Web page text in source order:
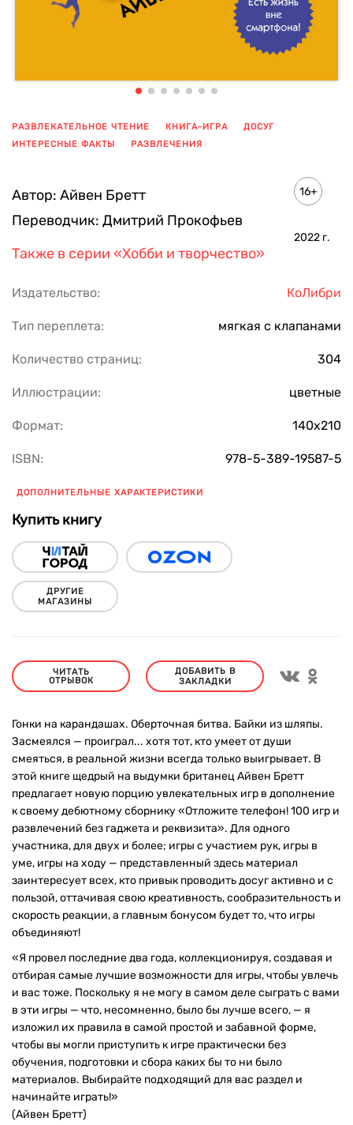
РАЗВЛЕКАТЕЛЬНОЕ ЧТЕНИЕ КНИГА-ИГРА
ДОСУГ
ИНТЕРЕСНЫЕ ФАКТЫ
РАЗВЛЕЧЕНИЯ
Автор: Айвен Бретт
Переводчик: Дмитрий Прокофьев
16+
2022 г.
Также в серии «Хобби и творчество»
Издательство: КоЛибри
Тип переплета: мягкая с клапанами
Количество страниц: 304
Иллюстрации: цветные
Формат: 140х210
ISBN: 978-5-389-19587-5
ДОПОЛНИТЕЛЬНЫЕ ХАРАКТЕРИСТИКИ
Купить книгу
ДРУГИЕ
МАГАЗИНЫ
ЧИТАТЬ
ОТРЫВОК
ДОБАВИТЬ В
ЗАКЛАДКИ
Гонки на карандашах. Оберточная битва. Байки из шляпы.
Засмеялся — проиграл... хотя тот, кто умеет от души
смеяться, в реальной жизни всегда только выигрывает. В
этой книге щедрый на выдумки британец Айвен Бретт
предлагает новую порцию увлекательных игр в дополнение
к своему дебютному сборнику «Отложите телефон! 100 игр и
развлечений без гаджета и реквизита». Для одного
участника, для двух и более; игры с участием рук, игры в
уме, игры на ходу — представленный здесь материал
заинтересует всех, кто привык проводить досуг активно и с
пользой, оттачивая свою креативность, сообразительность и
скорость реакции, а главным бонусом будет то, что игры
объединяют!
«Я провел последние два года, коллекционируя, создавая и
отбирая самые лучшие возможности для игры, чтобы увлечь
и вас тоже. Поскольку я не могу в самом деле сыграть с вами
в эти игры — что, несомненно, было бы лучше всего, — я
изложил их правила в самой простой и забавной форме,
чтобы вы могли приступить к игре практически без
обучения, подготовки и сбора каких бы то ни было
материалов. Выбирайте подходящий для вас раздел и
начинайте играть!»
(Айвен Бретт)